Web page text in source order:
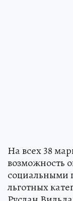
На всех 38
возможность
социальными
льготных